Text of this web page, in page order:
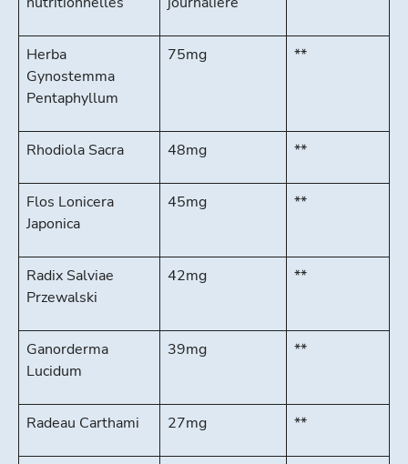
Herba
Gynostemma
Pentaphyllum
75mg **
Rhodiola Sacra 48mg **
Flos Lonicera
Japonica
45mg **
Radix Salviae
Przewalski
42mg **
Ganorderma
Lucidum
39mg **
Radeau Carthami 27mg **